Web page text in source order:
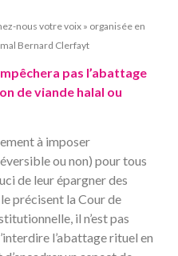
nous votre voix » organisée en
Bernard Clerfayt
pas l’abattage
de viande halal ou
à imposer
ou non) pour tous
de leur épargner des
précisent la Cour de
il n’est pas
l’abattage rituel en